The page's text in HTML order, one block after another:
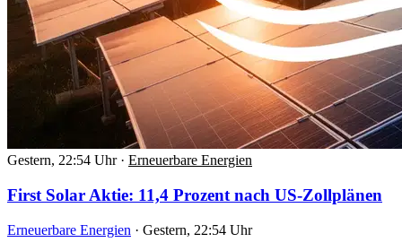
Gestern, 22:54 Uhr · Erneuerbare Energien
First Solar Aktie: 11,4 Prozent nach US-Zollplänen
Erneuerbare Energien · Gestern, 22:54 Uhr